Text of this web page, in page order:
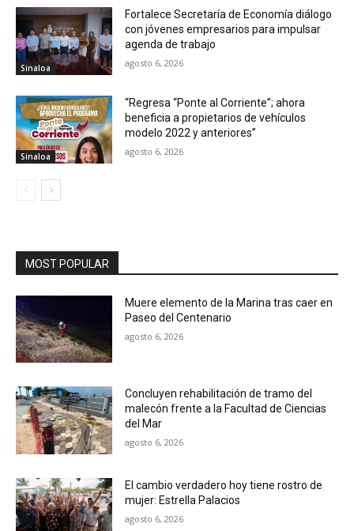
Sinaloa
Fortalece Secretaría de Economía diálogo
con jóvenes empresarios para impulsar
agenda de trabajo
agosto 6, 2026
Sinaloa
“Regresa “Ponte al Corriente”; ahora
beneficia a propietarios de vehículos
modelo 2022 y anteriores”
agosto 6, 2026
MOST POPULAR
Muere elemento de la Marina tras caer en
Paseo del Centenario
agosto 6, 2026
Concluyen rehabilitación de tramo del
malecón frente a la Facultad de Ciencias
del Mar
agosto 6, 2026
El cambio verdadero hoy tiene rostro de
mujer: Estrella Palacios
agosto 6, 2026